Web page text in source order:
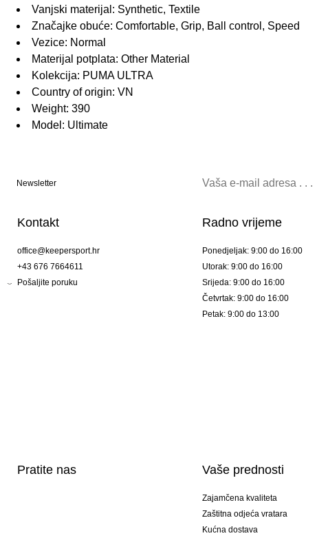
Vanjski materijal: Synthetic, Textile
Značajke obuće: Comfortable, Grip, Ball control, Speed
Vezice: Normal
Materijal potplata: Other Material
Kolekcija: PUMA ULTRA
Country of origin: VN
Weight: 390
Model: Ultimate
Newsletter
Kontakt
office@keepersport.hr
+43 676 7664611
Pošaljite poruku
Radno vrijeme
Ponedjeljak: 9:00 do 16:00
Utorak: 9:00 do 16:00
Srijeda: 9:00 do 16:00
Četvrtak: 9:00 do 16:00
Petak: 9:00 do 13:00
Pratite nas Vaše prednosti
Zajamčena kvaliteta
Zaštitna odjeća vratara
Kućna dostava